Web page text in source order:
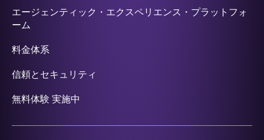
エージェンティック・エクスペリエンス・プラットフォ
ーム
料金体系
信頼とセキュリティ
無料体験 実施中